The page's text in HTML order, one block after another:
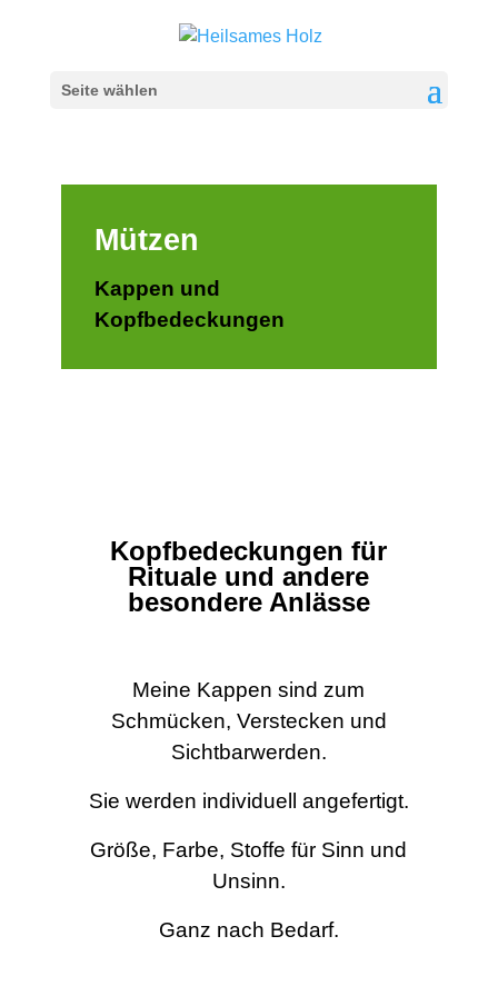
Seite wählen
Mützen
Kappen und
Kopfbedeckungen
Kopfbedeckungen für
Rituale und andere
besondere Anlässe
Meine Kappen sind zum
Schmücken, Verstecken und
Sichtbarwerden.
Sie werden individuell angefertigt.
Größe, Farbe, Stoffe für Sinn und
Unsinn.
Ganz nach Bedarf.